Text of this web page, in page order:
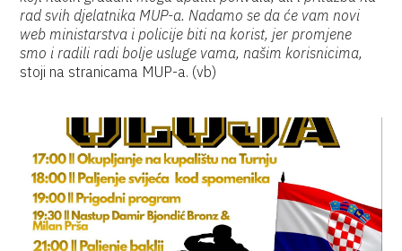
rad svih djelatnika MUP-a. Nadamo se da će vam novi
web ministarstva i policije biti na korist, jer promjene
smo i radili radi bolje usluge vama, našim korisnicima,
stoji na stranicama MUP-a. (vb)